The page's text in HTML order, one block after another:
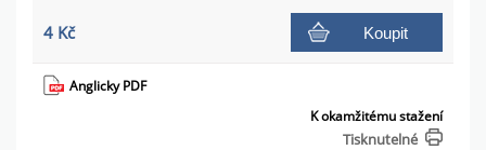
4 Kč Koupit
Anglicky PDF
K okamžitému stažení
Tisknutelné